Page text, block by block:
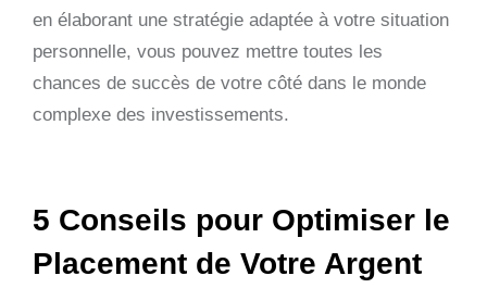
en élaborant une stratégie adaptée à votre situation
personnelle, vous pouvez mettre toutes les
chances de succès de votre côté dans le monde
complexe des investissements.
5 Conseils pour Optimiser le
Placement de Votre Argent